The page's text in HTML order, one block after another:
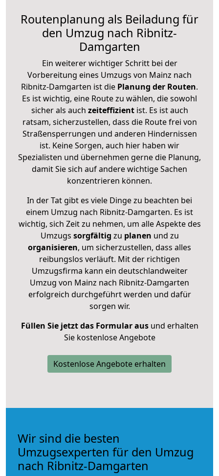
Routenplanung als Beiladung für
den Umzug nach Ribnitz-
Damgarten
Ein weiterer wichtiger Schritt bei der
Vorbereitung eines Umzugs von Mainz nach
Ribnitz-Damgarten ist die Planung der Routen.
Es ist wichtig, eine Route zu wählen, die sowohl
sicher als auch zeiteffizientist. Es ist auch
ratsam, sicherzustellen, dass die Route frei von
Straßensperrungen und anderen Hindernissen
ist. Keine Sorgen, auch hier haben wir
Spezialisten und übernehmen gerne die Planung,
damit Sie sich auf andere wichtige Sachen
konzentrieren können.
In der Tat gibt es viele Dinge zu beachten bei
einem Umzug nach Ribnitz-Damgarten. Es ist
wichtig, sich Zeit zu nehmen, um alle Aspekte des
Umzugs sorgfältig zu planen und zu
organisieren, um sicherzustellen, dass alles
reibungslos verläuft. Mit der richtigen
Umzugsfirma kann ein deutschlandweiter
Umzug von Mainz nach Ribnitz-Damgarten
erfolgreich durchgeführt werden und dafür
sorgen wir.
Füllen Sie jetzt das Formular ausund erhalten
Sie kostenlose Angebote
Kostenlose Angebote erhalten
Wir sind die besten
Umzugsexperten für den Umzug
nach Ribnitz-Damgarten